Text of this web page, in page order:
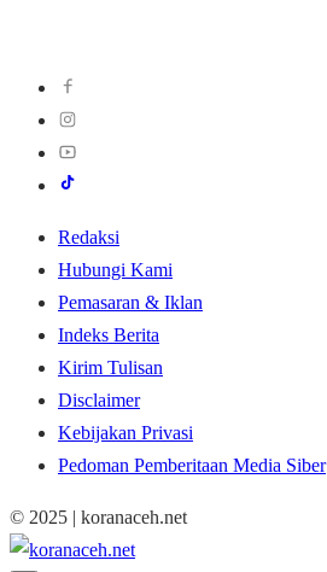
Redaksi
Hubungi Kami
Pemasaran & Iklan
Indeks Berita
Kirim Tulisan
Disclaimer
Kebijakan Privasi
Pedoman Pemberitaan Media Siber
© 2025 | koranaceh.net